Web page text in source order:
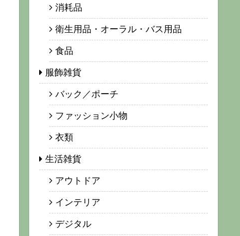
消耗品
衛生用品・オーラル・バス用品
食品
服飾雑貨
バック／ポーチ
ファッション小物
衣類
生活雑貨
アウトドア
インテリア
デジタル